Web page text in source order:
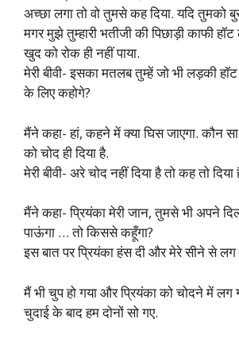
अच्छा लगा तो वो तुमसे कह दिया. यदि तुमको
मगर मुझे तुम्हारी भतीजी की पिछाड़ी काफी
खुद को रोक ही नहीं पाया.
मेरी बीवी- इसका मतलब तुम्हें जो भी लड़की
के लिए कहोगे?
मैंने कहा- हां, कहने में क्या घिस जाएगा. कौन सा
को चोद ही दिया है.
मेरी बीवी- अरे चोद नहीं दिया है तो कह तो दिया
मैंने कहा- प्रियंका मेरी जान, तुमसे भी अपने
पाऊंगा … तो किससे कहूँगा?
इस बात पर प्रियंका हंस दी और मेरे सीने से लग
मैं भी चुप हो गया और प्रियंका को चोदने में लग
चुदाई के बाद हम दोनों सो गए.